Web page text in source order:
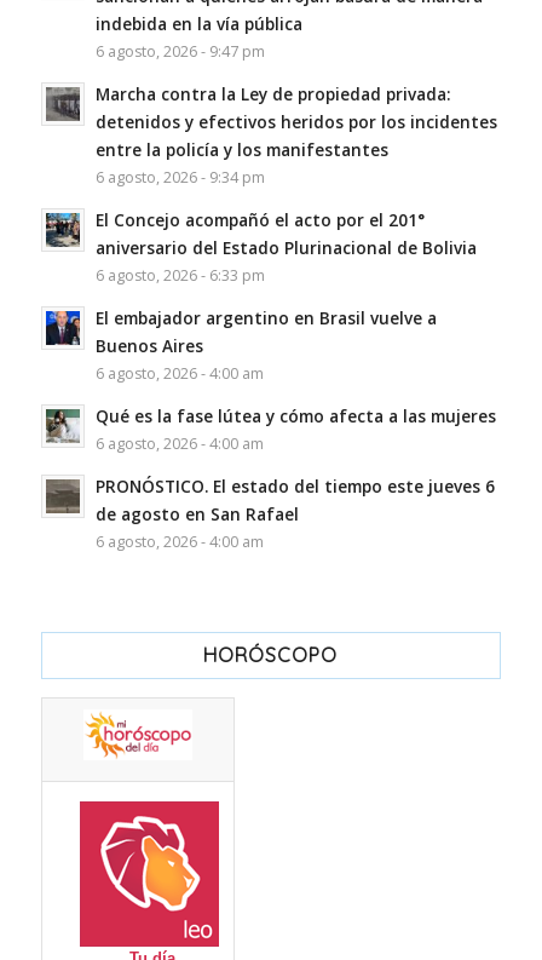
indebida en la vía pública
6 agosto, 2026 - 9:47 pm
Marcha contra la Ley de propiedad privada:
detenidos y efectivos heridos por los incidentes
entre la policía y los manifestantes
6 agosto, 2026 - 9:34 pm
El Concejo acompañó el acto por el 201°
aniversario del Estado Plurinacional de Bolivia
6 agosto, 2026 - 6:33 pm
El embajador argentino en Brasil vuelve a
Buenos Aires
6 agosto, 2026 - 4:00 am
Qué es la fase lútea y cómo afecta a las mujeres
6 agosto, 2026 - 4:00 am
PRONÓSTICO. El estado del tiempo este jueves 6
de agosto en San Rafael
6 agosto, 2026 - 4:00 am
HORÓSCOPO